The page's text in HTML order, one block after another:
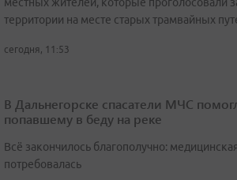
местных жителей, которые проголосовали
территории на месте старых трамвайных
сегодня, 11:53
В Дальнегорске спасатели МЧС
попавшему в беду на реке
Всё закончилось благополучно:
потребовалась